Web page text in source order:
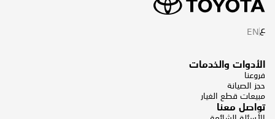
عEN
الأدوات والخدمات
فروعنا
حجز الصيانة
مبيعات قطع الغيار
تواصل معنا